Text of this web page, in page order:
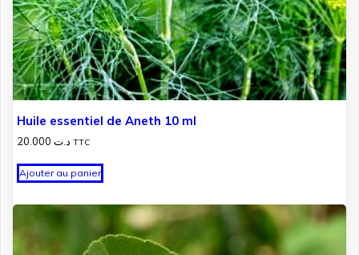
Huile essentiel de Aneth 10 ml
د.ت TTC
Ajouter au panier